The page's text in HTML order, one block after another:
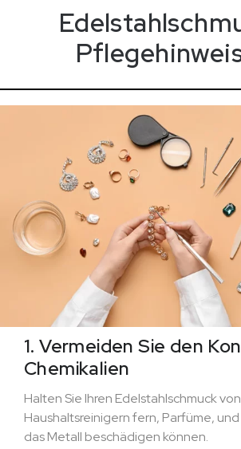
Pflegehinwei
1. Vermeiden Sie den
Chemikalien
Halten Sie Ihren Edelstahlschmuck
Haushaltsreinigern fern, Parfüme,
das Metall beschädigen können.